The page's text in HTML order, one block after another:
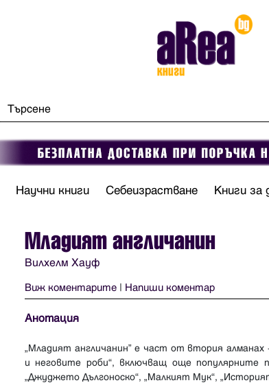
Научни книги Себеизрастване Книги за
Младият англичанин
Вилхелм Хауф
Виж коментарите | Напиши коментар
Анотация
„Младият англичанин” е част от втория алманах
и неговите роби“, включващ още популярните
„Джуджето Дългоноско“, „Малкият Мук“,